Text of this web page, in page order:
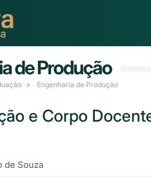
de Produção
Engenharia de Produção
e Corpo
de Souza